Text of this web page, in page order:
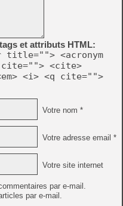
et attributs HTML:
<acronym
<cite>
<i> <q cite="">
Votre nom *
Votre adresse email *
Votre site internet
par e-mail.
par e-mail.